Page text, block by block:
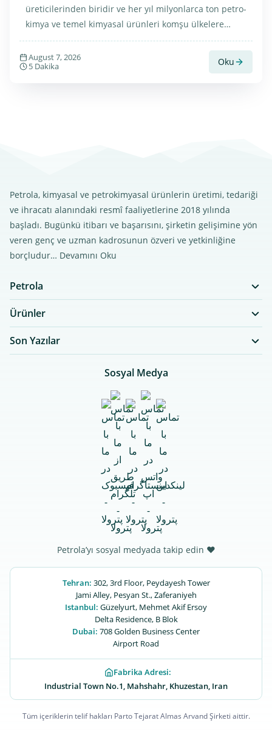
üreticilerinden biridir ve her yıl milyonlarca ton petro-
kimya ve temel kimyasal ürünleri komşu ülkelere
ihraç etmektedir. Stratejik coğrafi konumu, düşük
üretim maliyetleri ve geniş petrokimya ağı, İran’a
bölgesel pazarlarda özel bir konum sağlamaktadır. Bu
August 7, 2026
5 Dakika
Oku
Petrola, kimyasal ve petrokimyasal ürünlerin üretimi, tedariği
ve ihracatı alanındaki resmî faaliyetlerine 2018 yılında
başladı. Bugünkü itibarı ve başarısını, şirketin gelişimine yön
veren genç ve uzman kadrosunun özveri ve yetkinliğine
borçludur… Devamını Oku
Petrola
Ürünler
Son Yazılar
Sosyal Medya
Petrola’yı sosyal medyada takip edin ♥
Tehran: 302, 3rd Floor, Peydayesh Tower
Jami Alley, Pesyan St., Zaferaniyeh
Istanbul: Güzelyurt, Mehmet Akif Ersoy
Delta Residence, B ‌‌Blok
Dubai: 708 Golden Business Center
Airport Road
Fabrika Adresi:
Industrial Town No.1, Mahshahr, Khuzestan, Iran
Tüm içeriklerin telif hakları Parto Tejarat Almas Arvand Şirketi aittir.